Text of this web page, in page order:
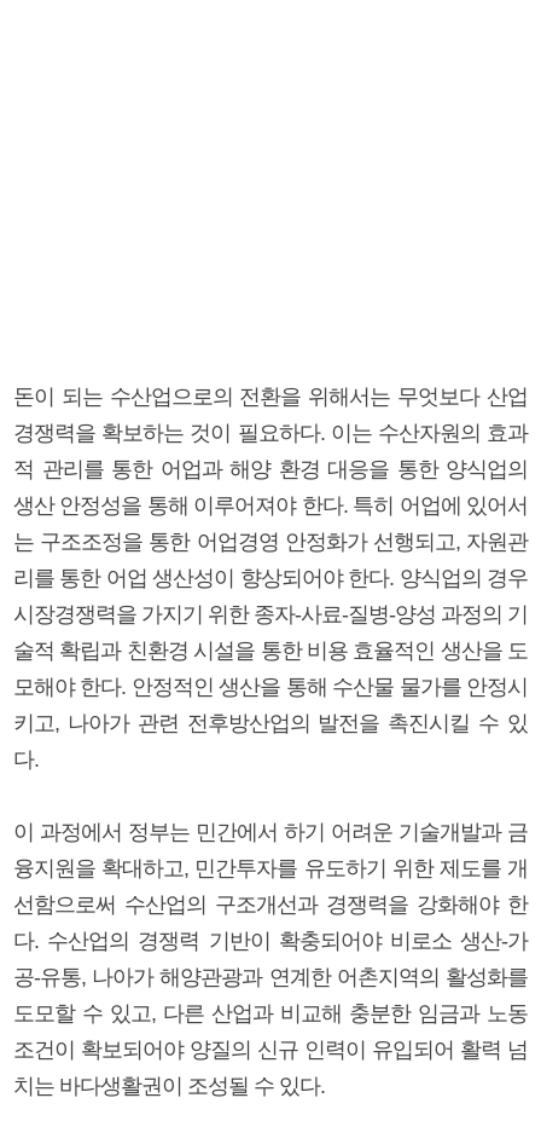
돈이 되는 수산업으로의 전환을 위해서는 무엇보다 산업
경쟁력을 확보하는 것이 필요하다. 이는 수산자원의 효과
적 관리를 통한 어업과 해양 환경 대응을 통한 양식업의
생산 안정성을 통해 이루어져야 한다. 특히 어업에 있어서
는 구조조정을 통한 어업경영 안정화가 선행되고, 자원관
리를 통한 어업 생산성이 향상되어야 한다. 양식업의 경우
시장경쟁력을 가지기 위한 종자-사료-질병-양성 과정의 기
술적 확립과 친환경 시설을 통한 비용 효율적인 생산을 도
모해야 한다. 안정적인 생산을 통해 수산물 물가를 안정시
키고, 나아가 관련 전후방산업의 발전을 촉진시킬 수 있
다.
이 과정에서 정부는 민간에서 하기 어려운 기술개발과 금
융지원을 확대하고, 민간투자를 유도하기 위한 제도를 개
선함으로써 수산업의 구조개선과 경쟁력을 강화해야 한
다. 수산업의 경쟁력 기반이 확충되어야 비로소 생산-가
공-유통, 나아가 해양관광과 연계한 어촌지역의 활성화를
도모할 수 있고, 다른 산업과 비교해 충분한 임금과 노동
조건이 확보되어야 양질의 신규 인력이 유입되어 활력 넘
치는 바다생활권이 조성될 수 있다.